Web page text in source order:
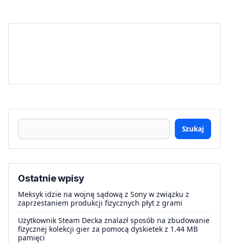
Szukaj
Ostatnie wpisy
Meksyk idzie na wojnę sądową z Sony w związku z
zaprzestaniem produkcji fizycznych płyt z grami
Użytkownik Steam Decka znalazł sposób na zbudowanie
fizycznej kolekcji gier za pomocą dyskietek z 1.44 MB
pamięci